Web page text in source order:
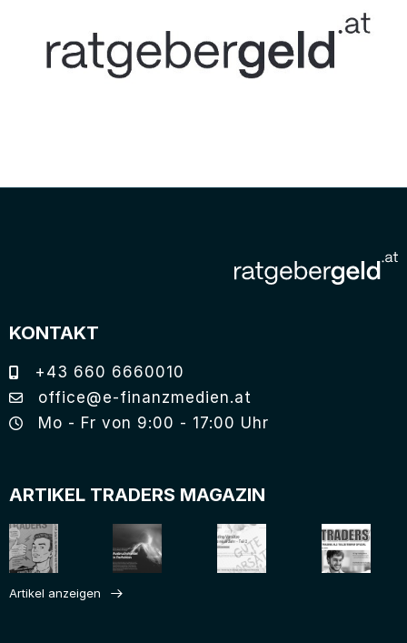
KONTAKT
+43 660 6660010
office@e-finanzmedien.at
Mo - Fr von 9:00 - 17:00 Uhr
ARTIKEL TRADERS MAGAZIN
Artikel anzeigen